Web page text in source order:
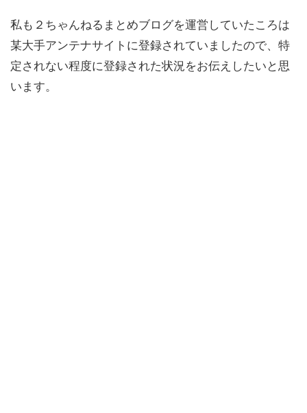
私も２ちゃんねるまとめブログを運営していたころは
某大手アンテナサイトに登録されていましたので、特
定されない程度に登録された状況をお伝えしたいと思
います。